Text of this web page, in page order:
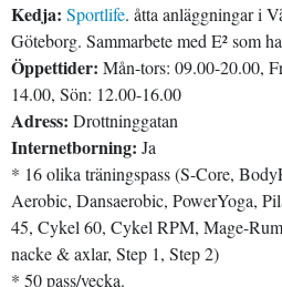
Kedja: Sportlife. åtta anläggningar i
Göteborg. Sammarbete med E² som
Öppettider: Mån-tors: 09.00-20.00,
14.00, Sön: 12.00-16.00
Adress: Drottninggatan
Internetborning: Ja
* 16 olika träningspass (S-Core,
Aerobic, Dansaerobic, PowerYoga,
45, Cykel 60, Cykel RPM, Mage-
nacke & axlar, Step 1, Step 2)
* 50 pass/vecka.